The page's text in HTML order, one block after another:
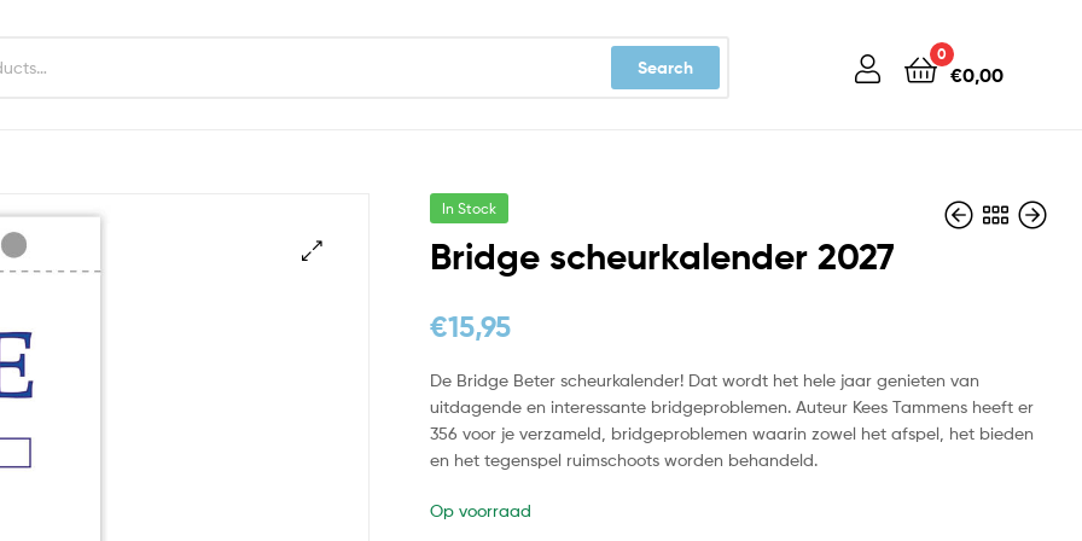
Search
0
€0,00
In Stock
Bridge scheurkalender 2027
€15,95
De Bridge Beter scheurkalender! Dat wordt het hele jaar genieten van
uitdagende en interessante bridgeproblemen. Auteur Kees Tammens heeft er
356 voor je verzameld, bridgeproblemen waarin zowel het afspel, het bieden
en het tegenspel ruimschoots worden behandeld.
Op voorraad